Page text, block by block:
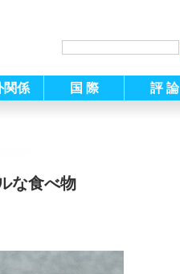
関係 国 際 評 論
な食べ物